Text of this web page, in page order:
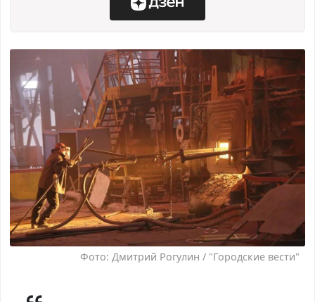
Фото: Дмитрий Рогулин / "Городские вести"